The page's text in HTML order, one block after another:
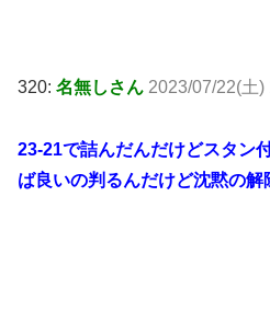
320: 名無しさん 2023/07/22(土)
23-21で詰んだんだけどスタン
ば良いの判るんだけど沈黙の解